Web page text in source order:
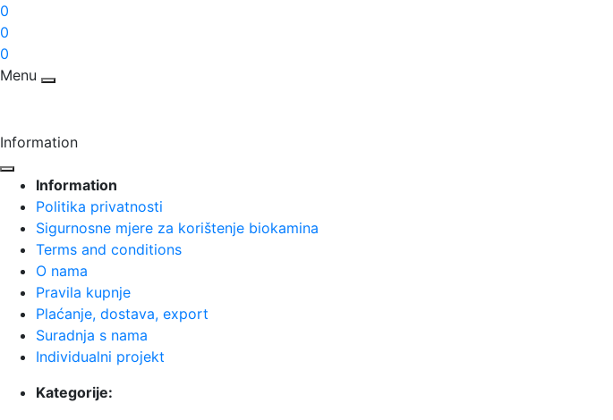
0
0
0
Menu
Information
Information
Politika privatnosti
Sigurnosne mjere za korištenje biokamina
Terms and conditions
O nama
Pravila kupnje
Plaćanje, dostava, export
Suradnja s nama
Individualni projekt
Kategorije: